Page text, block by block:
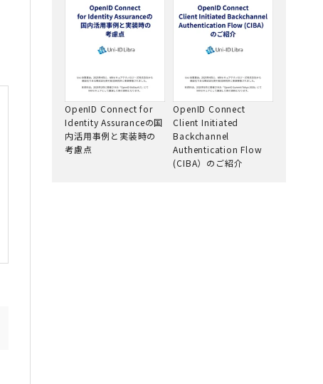
OpenID Connect for
Identity Assuranceの国
内活用事例と実装時の
考慮点
OpenID Connect
Client Initiated
Backchannel
Authentication Flow
(CIBA）のご紹介